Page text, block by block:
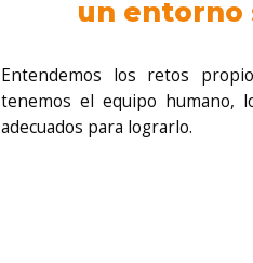
Entendemos los retos
tenemos el equipo humano,
adecuados para lograrlo.